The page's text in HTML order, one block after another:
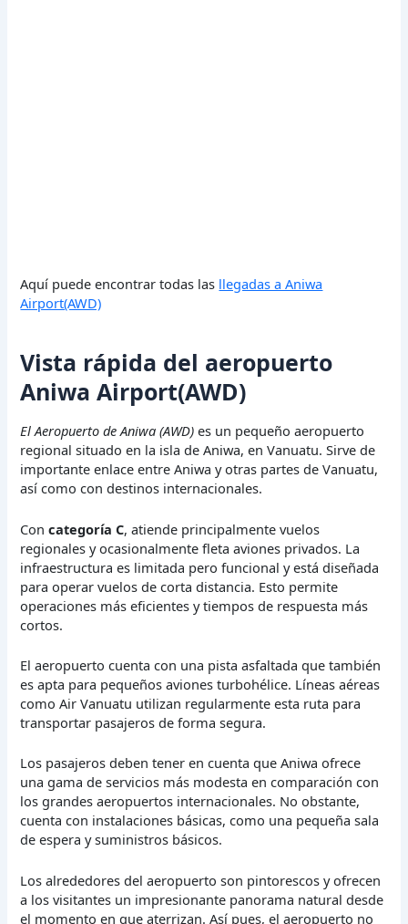
Aquí puede encontrar todas las llegadas a Aniwa
Airport(AWD)
Vista rápida del aeropuerto
Aniwa Airport(AWD)
El Aeropuerto de Aniwa (AWD) es un pequeño aeropuerto
regional situado en la isla de Aniwa, en Vanuatu. Sirve de
importante enlace entre Aniwa y otras partes de Vanuatu,
así como con destinos internacionales.
Concategoría C, atiende principalmente vuelos
regionales y ocasionalmente fleta aviones privados. La
infraestructura es limitada pero funcional y está diseñada
para operar vuelos de corta distancia. Esto permite
operaciones más eficientes y tiempos de respuesta más
cortos.
El aeropuerto cuenta con una pista asfaltada que también
es apta para pequeños aviones turbohélice. Líneas aéreas
como Air Vanuatu utilizan regularmente esta ruta para
transportar pasajeros de forma segura.
Los pasajeros deben tener en cuenta que Aniwa ofrece
una gama de servicios más modesta en comparación con
los grandes aeropuertos internacionales. No obstante,
cuenta con instalaciones básicas, como una pequeña sala
de espera y suministros básicos.
Los alrededores del aeropuerto son pintorescos y ofrecen
a los visitantes un impresionante panorama natural desde
el momento en que aterrizan. Así pues, el aeropuerto no